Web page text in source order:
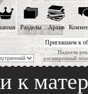
Приглашаем к
Надоела
расширенный
Разделы Архив
к